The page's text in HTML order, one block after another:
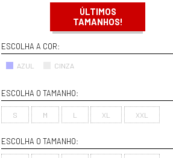
ÚLTIMOS
TAMANHOS!
ESCOLHA A COR:
AZUL CINZA
ESCOLHA O TAMANHO:
S M L XL XXL
ESCOLHA O TAMANHO: